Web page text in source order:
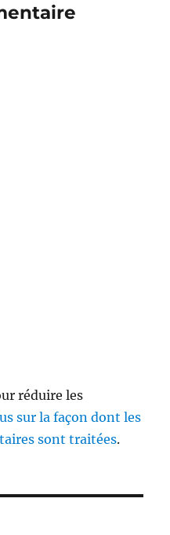
réduire les
sur la façon dont les
sont traitées.